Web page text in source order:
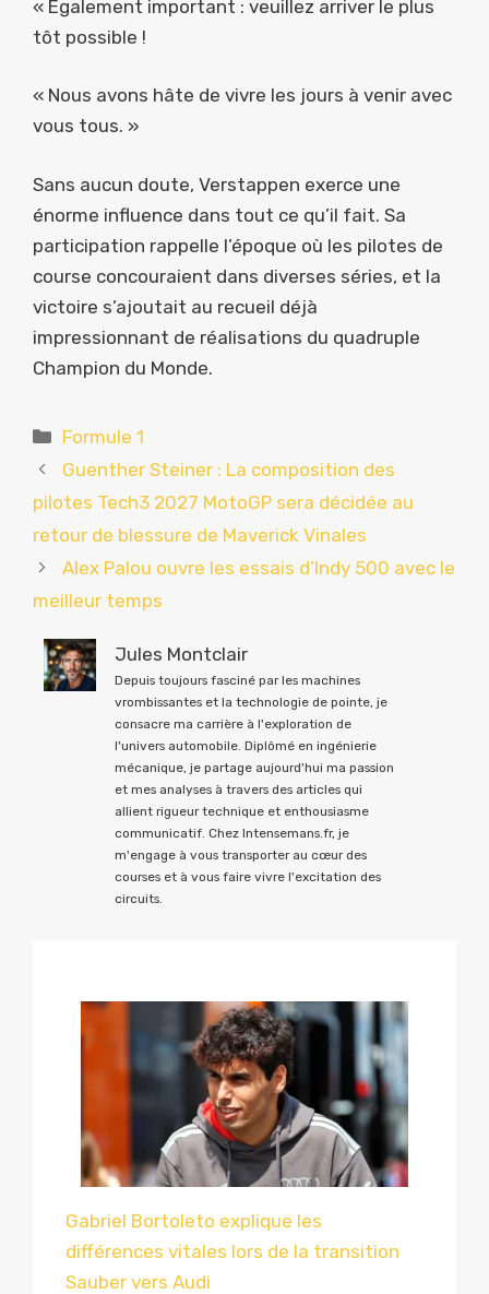
« Également important : veuillez arriver le plus
tôt possible !
« Nous avons hâte de vivre les jours à venir avec
vous tous. »
Sans aucun doute, Verstappen exerce une
énorme influence dans tout ce qu’il fait. Sa
participation rappelle l’époque où les pilotes de
course concouraient dans diverses séries, et la
victoire s’ajoutait au recueil déjà
impressionnant de réalisations du quadruple
Champion du Monde.
Catégories
Formule 1
Guenther Steiner : La composition des
pilotes Tech3 2027 MotoGP sera décidée au
retour de blessure de Maverick Vinales
Alex Palou ouvre les essais d’Indy 500 avec le
meilleur temps
Jules Montclair
Depuis toujours fasciné par les machines
vrombissantes et la technologie de pointe, je
consacre ma carrière à l'exploration de
l'univers automobile. Diplômé en ingénierie
mécanique, je partage aujourd'hui ma passion
et mes analyses à travers des articles qui
allient rigueur technique et enthousiasme
communicatif. Chez Intensemans.fr, je
m'engage à vous transporter au cœur des
courses et à vous faire vivre l'excitation des
circuits.
Gabriel Bortoleto explique les
différences vitales lors de la transition
Sauber vers Audi